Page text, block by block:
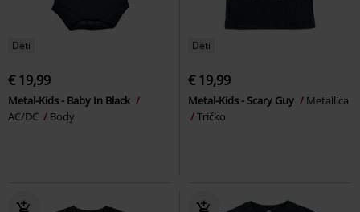
Deti
€ 19,99
Metal-Kids - Baby In Black
AC/DC
Body
Deti
€ 19,99
Metal-Kids - Scary Guy
Metallica
Tričko